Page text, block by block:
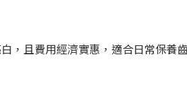
，且費用經濟實惠，適合日常保養